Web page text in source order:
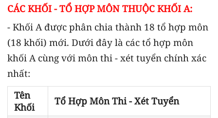
CÁC KHỐI - TỔ HỢP MÔN THUỘC KHỐI A:
- Khối A được phân chia thành 18 tổ hợp môn
(18 khối) mới. Dưới đây là các tổ hợp môn
khối A cùng với môn thi - xét tuyển chính xác
nhất:
Tên
Khối
Tổ Hợp Môn Thi - Xét Tuyển